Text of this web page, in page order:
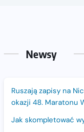
Newsy
Ruszają zapisy na
okazji 48. Maratonu
Jak skompletować